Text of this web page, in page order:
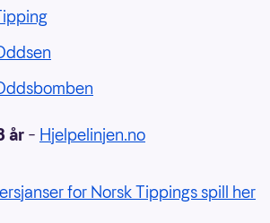
år – Hjelpelinjen.no
for Norsk Tippings spill her